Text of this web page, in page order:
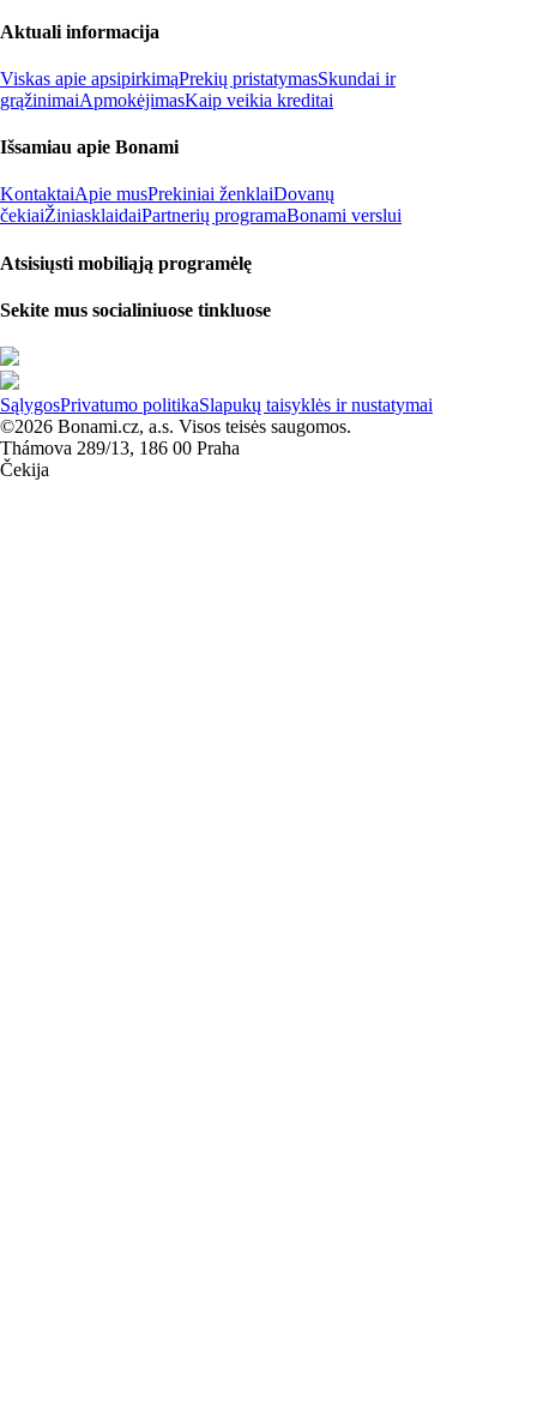
Aktuali informacija
Viskas apie apsipirkimąPrekių pristatymasSkundai ir
grąžinimaiApmokėjimasKaip veikia kreditai
Išsamiau apie Bonami
KontaktaiApie musPrekiniai ženklaiDovanų
čekiaiŽiniasklaidaiPartnerių programaBonami verslui
Atsisiųsti mobiliąją programėlę
Sekite mus socialiniuose tinkluose
SąlygosPrivatumo politikaSlapukų taisyklės ir nustatymai
©2026 Bonami.cz, a.s. Visos teisės saugomos.
Thámova 289/13, 186 00 Praha
Čekija